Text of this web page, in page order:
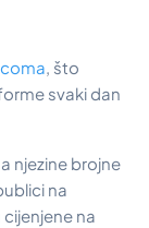
, što
svaki dan
njezine brojne
na
na